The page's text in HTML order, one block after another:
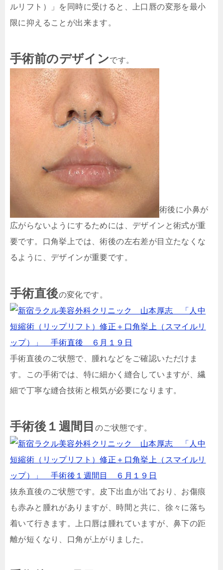
ルリフト）」を同時に受けると、上口唇の変形を最小
限に抑えることが出来ます。
手術前のデザインです。
術後に小鼻が
広がらないようにするためには、デザインと術式が重
要です。口角挙上では、術後の左右差が目立たなくな
るように、デザインが重要です。
手術直後の変化です。
手術直後のご状態で、腫れなどをご確認いただけま
す。この手術では、特に細かく縫合していますが、繊
細で丁寧な縫合技術と根気が必要になります。
手術後１週間目 のご状態です。
抜糸直後のご状態です。皮下出血が出ており、お傷痕
も赤みと腫れがありますが、時間と共に、徐々に落ち
着いて行きます。上口唇は腫れていますが、鼻下の距
離が短くなり、口角が上がりました。